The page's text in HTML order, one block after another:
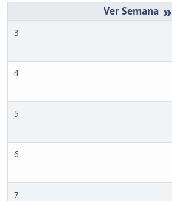
»
3
4
5
6
7